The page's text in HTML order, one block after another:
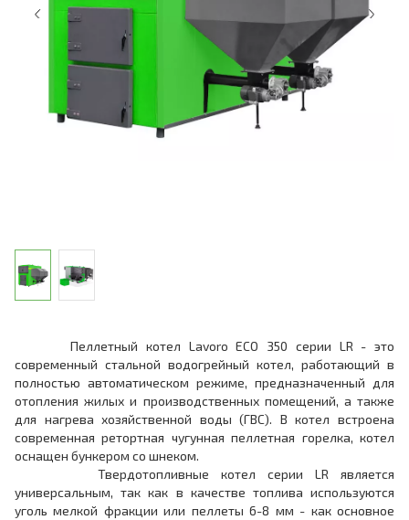
Пеллетный котел Lavoro ECO 350 серии LR - это
современный стальной водогрейный котел, работающий в
полностью автоматическом режиме, предназначенный для
отопления жилых и производственных помещений, а также
для нагрева хозяйственной воды (ГВС). В котел встроена
современная ретортная чугунная пеллетная горелка, котел
оснащен бункером со шнеком.
Твердотопливные котел серии LR является
универсальным, так как в качестве топлива используются
уголь мелкой фракции или пеллеты 6-8 мм - как основное